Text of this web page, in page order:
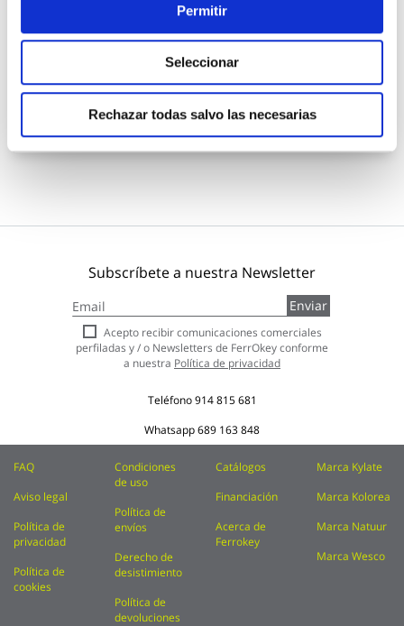
Permitir
Seleccionar
Rechazar todas salvo las necesarias
Vajilla 12 pzas porcelana pearl beige h&h
Non
50,00 €
Subscríbete a nuestra Newsletter
a
nuestro
boletín
de
Enviar
Acepto recibir comunicaciones comerciales
perfiladas y / o Newsletters de FerrOkey conforme
a nuestra Política de privacidad
Teléfono914 815 681
Whatsapp689 163 848
FAQ
Aviso legal
Política de
privacidad
Política de
cookies
Condiciones
de uso
Política de
envíos
Derecho de
desistimiento
Política de
devoluciones
Catálogos
Financiación
Acerca de
Ferrokey
Marca Kylate
Marca Kolorea
Marca Natuur
Marca Wesco